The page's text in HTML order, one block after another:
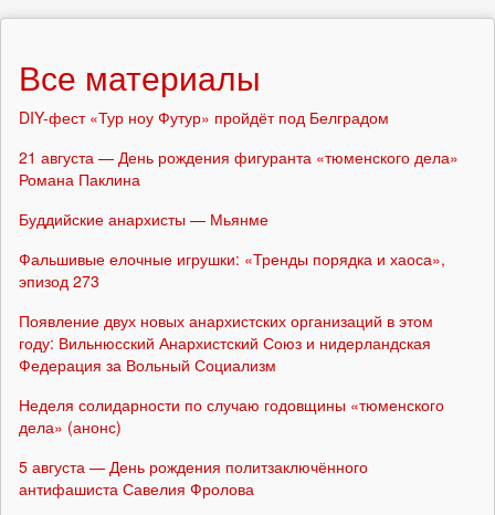
Все материалы
DIY-фест «Тур ноу Футур» пройдёт под Белградом
21 августа — День рождения фигуранта «тюменского дела»
Романа Паклина
Буддийские анархисты — Мьянме
Фальшивые елочные игрушки: «Тренды порядка и хаоса»,
эпизод 273
Появление двух новых анархистских организаций в этом
году: Вильнюсский Анархистский Союз и нидерландская
Федерация за Вольный Социализм
Неделя солидарности по случаю годовщины «тюменского
дела» (анонс)
5 августа — День рождения политзаключённого
антифашиста Савелия Фролова